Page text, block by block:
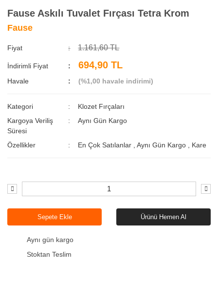
Fause Askılı Tuvalet Fırçası Tetra Krom
Fause
Fiyat 1.161,60 TL
İndirimli Fiyat 694,90 TL
Havale (%1,00 havale indirimi)
Kategori
Klozet Fırçaları
Kargoya Veriliş
Süresi
Aynı Gün Kargo
Özellikler En Çok Satılanlar ,Aynı Gün Kargo Kare
Sepete Ekle Ürünü Hemen Al
Aynı gün kargo
Stoktan Teslim